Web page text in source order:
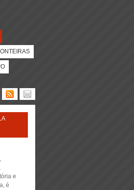
e
é